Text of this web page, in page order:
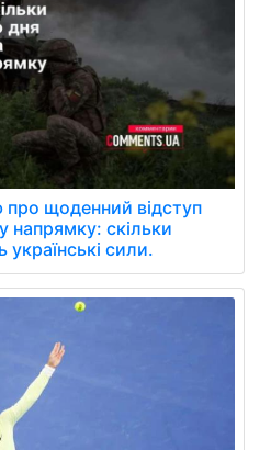
про щоденний відступ
скільки
українські сили.